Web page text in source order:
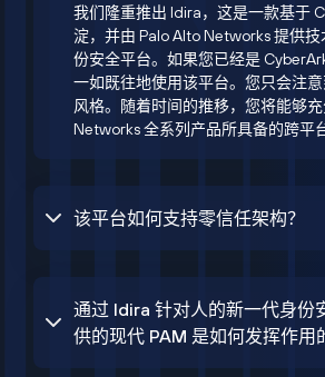
我们隆重推出 Idira，这是一款基于
淀，并由 Palo Alto Networks 提供
份安全平台。如果您已经是
一如既往地使用该平台。您只会注
风格。随着时间的推移，您将能够
Networks 全系列产品所具备的跨平
该平台如何支持零信任架构？
通过 Idira 针对人的新一代身份
供的现代 PAM 是如何发挥作用